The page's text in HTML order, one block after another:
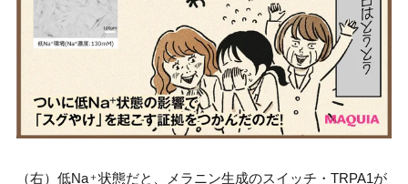
（右）低Na＋状態だと、メラニン生成のスイッチ・TRPA1が